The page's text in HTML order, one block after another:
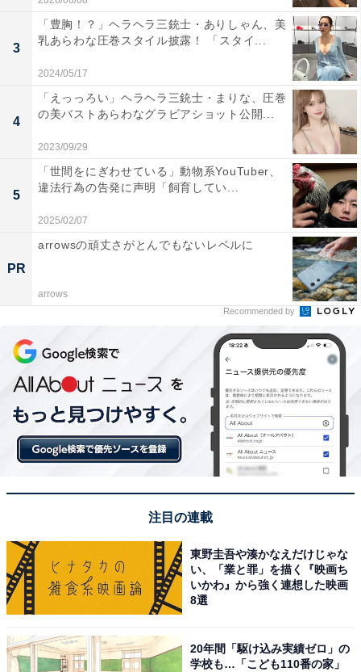
3
「豊胸！？」ヘラヘラ三銃士・ありしゃん、美
乳あらわな圧巻スタイル披露！ 「スタイ...
2024/05/17
4
「えっっろい」ヘラヘラ三銃士・まりな、圧巻
の美バストあらわなグラビアショット公開...
2023/09/29
5
「世間をにぎわせている」動物系YouTuber、
違法行為の告発に声明「飼育してい...
2025/02/07
PR
arrowsの頑丈さがとんでもないレベルに
arrows
Recommended by
注目の連載
東野圭吾や湊かなえだけじゃな
い、「業と罪」を描く『映画ち
いかわ』から強く連想した映画
8選
20年間「駆け込み実績ゼロ」の
学校も…「こども110番の家」